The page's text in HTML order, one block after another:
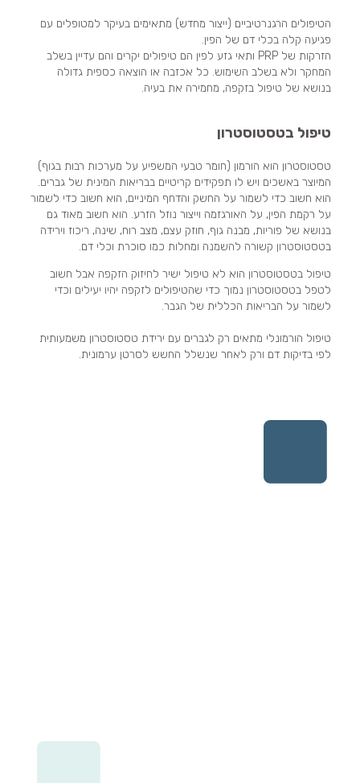
הטיפולים הרגנרטיביים (ייצור מחדש) מתאימים בעיקר למטופלים עם
פגיעה קלה בכלי דם של הפין.
הזרקות של PRP ותאי גזע לפין הם טיפולים יקרים והם עדיין בשלב
המחקר ולא בשלב השימוש. כל אכזבה או הוצאה כספית גדולה
בנושא של טיפול בזקפה, מחמירה את בעיה.
טיפול בטסטוסטרון
טסטוסטרון הוא הורמון (חומר טבעי המשפיע על מערכות רבות בגוף)
המיוצר באשכים ויש לו תפקידים קריטיים בבריאות המינית של גברים.
הוא חשוב כדי לשמור על החשק והדחף המיניים, הוא חשוב כדי לשמור
על רקמת הפין, על האורגזמה וייצור נוזל הזרע. הוא חשוב מאוד גם
בנושא של פוריות, מבנה גוף, חוזק עצם, מצב רוח, שינה, ריכוז וירידה
בטסטוסטרון קשורה להשמנה ומחלות כמו סוכרת וכלי דם.
טיפול בטסטוסטרון הוא לא טיפול ישיר לחיזוק הזקפה אבל חשוב
לטפל בטסטוסטרון נמוך כדי שהטיפולים לזקפה יהיו יעילים וכדי
לשמור על הבריאות הכללית של הגבר.
טיפול הורמונלי מתאים רק לגברים עם ירידת טסטוסטרון משמעותית
לפי בדיקות דם ורק לאחר שנשלל החשש לסרטן ערמונית.